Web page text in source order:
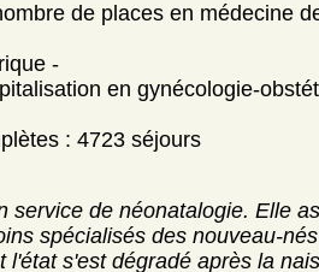
de places en médecine
-
en gynécologie-
: 4723 séjours
service de néonatalogie. Elle
spécialisés des nouveau-
l'état s'est dégradé après la